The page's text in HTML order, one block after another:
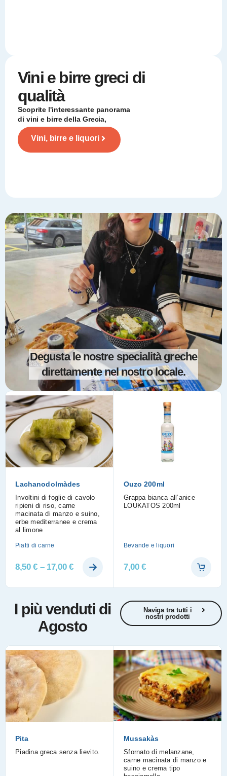
Vini e birregreci di
qualità
Scoprite l'interessante panorama
di vini e birre della Grecia,
Vini, birre e liquori
Degusta le nostre specialità greche
direttamente nel nostro locale.
Lachanodolmàdes
Involtini di foglie di cavolo
ripieni di riso, carne
macinata di manzo e suino,
erbe mediterranee e crema
al limone
Piatti di carne
8,50€– 17,00 €
Ouzo 200ml
Grappa bianca all’anice
LOUKATOS 200ml
Bevande e liquori
7,00€
I più venduti di
Agosto
Naviga tra tutti i
nostri prodotti
Pita
Piadina greca senza lievito.
Mussakàs
Sfornato di melanzane,
carne macinata di manzo e
suino e crema tipo